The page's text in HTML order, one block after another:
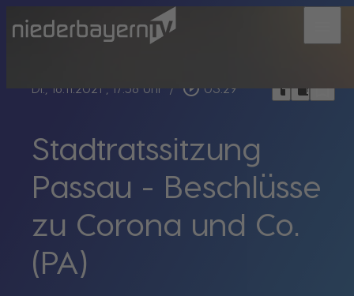
Di., 16.11.2021 , 17:58 Uhr / play_circle_outline 03:29 headphoneschrome_reader_modebookmark_border
Stadtratssitzung
Passau - Beschlüsse
zu Corona und Co.
(PA)